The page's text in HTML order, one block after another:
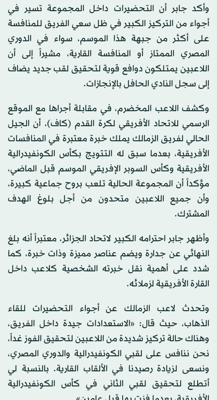
وأكد جابر أن التحضيرات داخل المجموعة تسير في
أجواء من التركيز الكبير في ظل سعي الفريق للمنافسة
على أكثر من جبهة هذا الموسم، سواء في الدوري
المصري الممتاز أو المنافسة القارية، مشيراً إلى أن
اللاعبين يمتلكون دوافع قوية لتحقيق لقب جديد يضاف
إلى سجل النادي الحافل بالإنجازات.
وكشف اللاعب المخضرم، في مقابلة أجراها مع الموقع
الرسمي للاتحاد الأفريقي لكرة القدم (كاف)، أن الجيل
الحالي لفريق الزمالك يملك خبرة معتبرة في المنافسات
الأفريقية، بعدما سبق له التتويج بكأس الكونفيدرالية
الأفريقية وكأس السوبر الإفريقي الموسم قبل الماضي،
مؤكداً أن المجموعة الحالية تلعب بروح جماعية كبيرة،
وأن جميع اللاعبين متحدون من أجل بلوغ الهدف
المشترك.
وأظهر جابر احترامه الكبير لاتحاد الجزائر، معتبراً أنه بلغ
النهائي عن جدارة ويضم عناصر مميزة وذات خبرة، كما
شدد على أهمية نقل خبرته الشخصية كلاعب داخل
القارة الأفريقية لزملائه.
وتحدث لاعب الزمالك عن أجواء التحضيرات للقاء
الذهاب، حيث قال: «الاستعدادات جيدة داخل الفريق،
وهناك حالة تركيز شديدة من اللاعبين لتحقيق الفوز غداً،
نحن ننافس على لقبي الكونفيدرالية والدوري المصري،
ونسعى لزيادة رصيدنا في الألقاب القارية. بالنسبة لي
أتطلع لتحقيق لقبي الثاني في كأس الكونفيدرالية